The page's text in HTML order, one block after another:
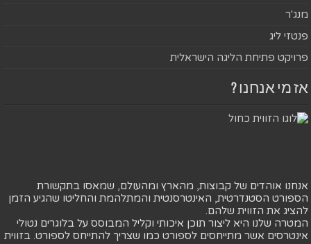
מנג'ר
פנטזי ליג
פרויקט פתיחת הליגה הישראלית
אז מי אנחנו ?
אנחנו אוהדים של קבוצות, מהארץ ומהעולם, שמאסו בתקשורת
הספורט הסטנדרטית, האינטרסנטית והמתלהמת והחליטו שהגיע הזמן
להציג את הזווית שלהם.
המטרה שלנו היא ליצור תוכן איכותי וקליל המבוסס על בלוגרים נטולי
אינטרסים אשר מתייחסים לספורט כמו שצריך להתייחס לספורט. בזווית